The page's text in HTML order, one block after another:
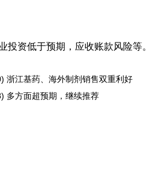
资低于预期，应收账款风险等。
浙江基药、海外制剂销售双重利好
多方面超预期，继续推荐